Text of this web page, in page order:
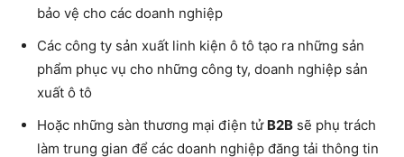
bảo vệ cho các doanh nghiệp
Các công ty sản xuất linh kiện ô tô tạo ra những sản
phẩm phục vụ cho những công ty, doanh nghiệp sản
xuất ô tô
Hoặc những sàn thương mại điện tử B2B sẽ phụ trách
làm trung gian để các doanh nghiệp đăng tải thông tin